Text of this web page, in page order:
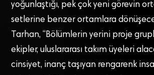
yoğunlaştığı, pek çok yeni görevin
setlerine benzer ortamlara
Tarhan, “Bölümlerin yerini proje
ekipler, uluslararası takım üyeleri
cinsiyet, inanç taşıyan rengarenk